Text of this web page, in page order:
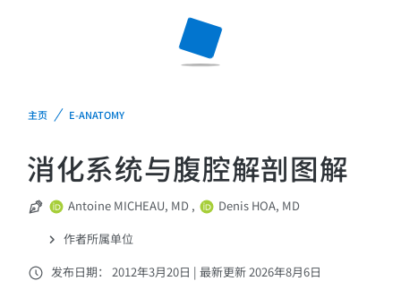
主页 E-ANATOMY
消化系统与腹腔解剖图解
Antoine MICHEAU, MD ,
Denis HOA, MD
作者所属单位
发布日期： 2012年3月20日 | 最新更新 2026年8月6日